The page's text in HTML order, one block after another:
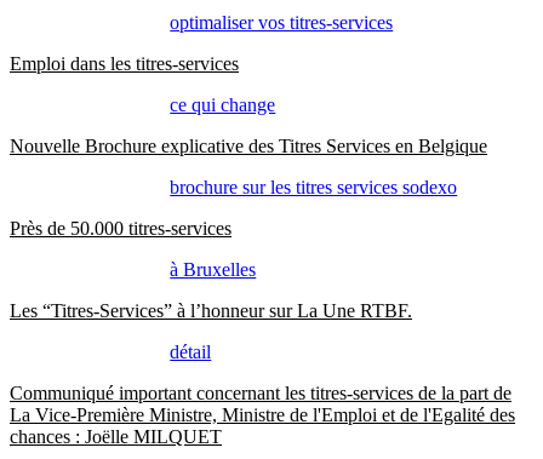
optimaliser vos titres-services
Emploi dans les titres-services
ce qui change
Nouvelle Brochure explicative des Titres Services en Belgique
brochure sur les titres services sodexo
Près de 50.000 titres-services
à Bruxelles
Les “Titres-Services” à l’honneur sur La Une RTBF.
détail
Communiqué important concernant les titres-services de la part de
La Vice-Première Ministre, Ministre de l'Emploi et de l'Egalité des
chances : Joëlle MILQUET